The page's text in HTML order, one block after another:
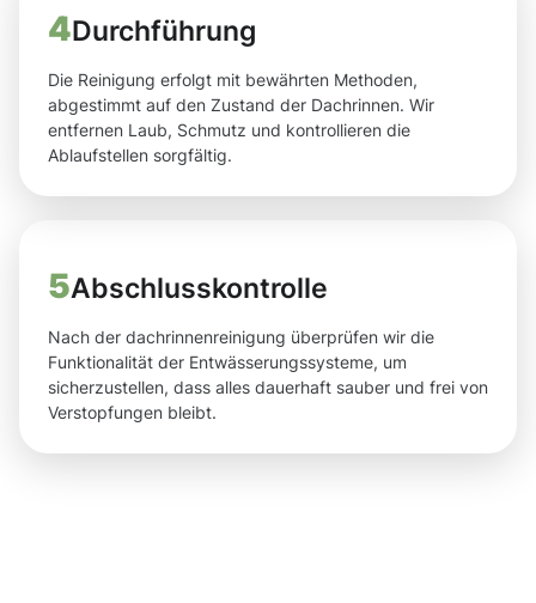
4Durchführung
Die Reinigung erfolgt mit bewährten Methoden,
abgestimmt auf den Zustand der Dachrinnen. Wir
entfernen Laub, Schmutz und kontrollieren die
Ablaufstellen sorgfältig.
5Abschlusskontrolle
Nach der dachrinnenreinigung überprüfen wir die
Funktionalität der Entwässerungssysteme, um
sicherzustellen, dass alles dauerhaft sauber und frei von
Verstopfungen bleibt.